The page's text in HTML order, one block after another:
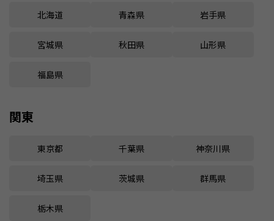
北海道 青森県 岩手県
宮城県 秋田県 山形県
福島県
関東
東京都 千葉県 神奈川県
埼玉県 茨城県 群馬県
栃木県